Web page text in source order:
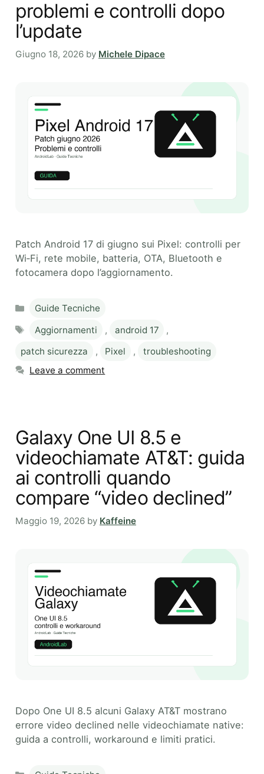
problemi e controlli dopo
l’update
Giugno 18, 2026 by Michele Dipace
Patch Android 17 di giugno sui Pixel: controlli per
Wi‑Fi, rete mobile, batteria, OTA, Bluetooth e
fotocamera dopo l’aggiornamento.
Categories
Guide Tecniche
Tags
Aggiornamenti , android 17
,
patch sicurezza
, Pixel ,
troubleshooting
Leave a comment
Galaxy One UI 8.5 e
videochiamate AT&T: guida
ai controlli quando
compare “video declined”
Maggio 19, 2026 by Kaffeine
Dopo One UI 8.5 alcuni Galaxy AT&T mostrano
errore video declined nelle videochiamate native:
guida a controlli, workaround e limiti pratici.
Categories